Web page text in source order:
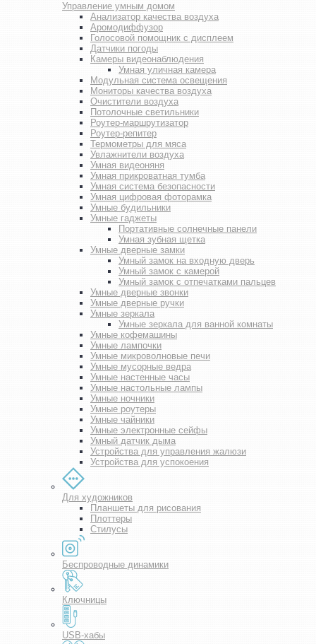
Управление умным домом
Анализатор качества воздуха
Аромодиффузор
Голосовой помощник с дисплеем
Датчики погоды
Камеры видеонаблюдения
Умная уличная камера
Модульная система освещения
Мониторы качества воздуха
Очистители воздуха
Потолочные светильники
Роутер-маршрутизатор
Роутер-репитер
Термометры для мяса
Увлажнители воздуха
Умная видеоняня
Умная прикроватная тумба
Умная система безопасности
Умная цифровая фоторамка
Умные будильники
Умные гаджеты
Портативные солнечные панели
Умная зубная щетка
Умные дверные замки
Умный замок на входную дверь
Умный замок с камерой
Умный замок с отпечатками пальцев
Умные дверные звонки
Умные дверные ручки
Умные зеркала
Умные зеркала для ванной комнаты
Умные кофемашины
Умные лампочки
Умные микроволновые печи
Умные мусорные ведра
Умные настенные часы
Умные настольные лампы
Умные ночники
Умные роутеры
Умные чайники
Умные электронные сейфы
Умный датчик дыма
Устройства для управления жалюзи
Устройства для успокоения
Для художников
Планшеты для рисования
Плоттеры
Стилусы
Беспроводные динамики
Ключницы
USB-хабы